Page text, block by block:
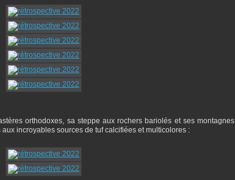
orthodoxes, sa steppe aux rochers bariolés et ses montagnes
incroyables sources de tuf calcifiées et multicolores :